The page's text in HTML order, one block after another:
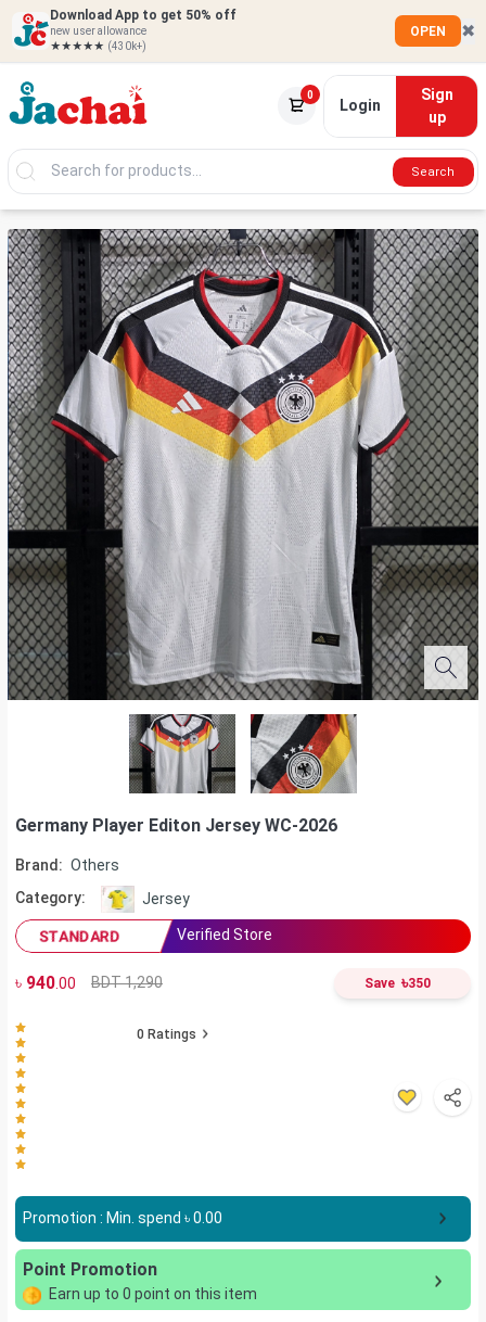
Download App to get 50% off
new user allowance
★★★★★ (430k+)
OPEN ✖
0
Login
Sign
up
Search
Germany Player Editon Jersey WC-2026
Brand: Others
Category:
Jersey
STANDARD Verified Store
৳ 940.00 BDT 1,290 Save ৳350
0 Ratings
Promotion : Min. spend ৳0.00
Point Promotion
Earn up to 0 point on this item